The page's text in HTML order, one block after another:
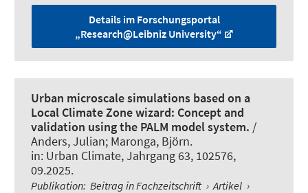
Details im Forschungsportal
„Research@Leibniz University“
Urban microscale simulations based on a
Local Climate Zone wizard: Concept and
validation using the PALM model system. /
Anders, Julian; Maronga, Björn.
in: Urban Climate, Jahrgang 63, 102576,
09.2025.
Publikation: Beitrag in Fachzeitschrift › Artikel ›